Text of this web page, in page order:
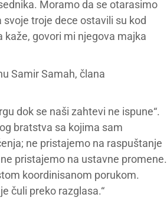
Moramo da se otarasimo
troje dece ostavili su kod
govori mi njegova majka
Samir Samah, člana
dok se naši zahtevi ne ispune“.
bratstva sa kojima sam
ne pristajemo na raspuštanje
pristajemo na ustavne promene.
koordinisanom porukom.
čuli preko razglasa.“